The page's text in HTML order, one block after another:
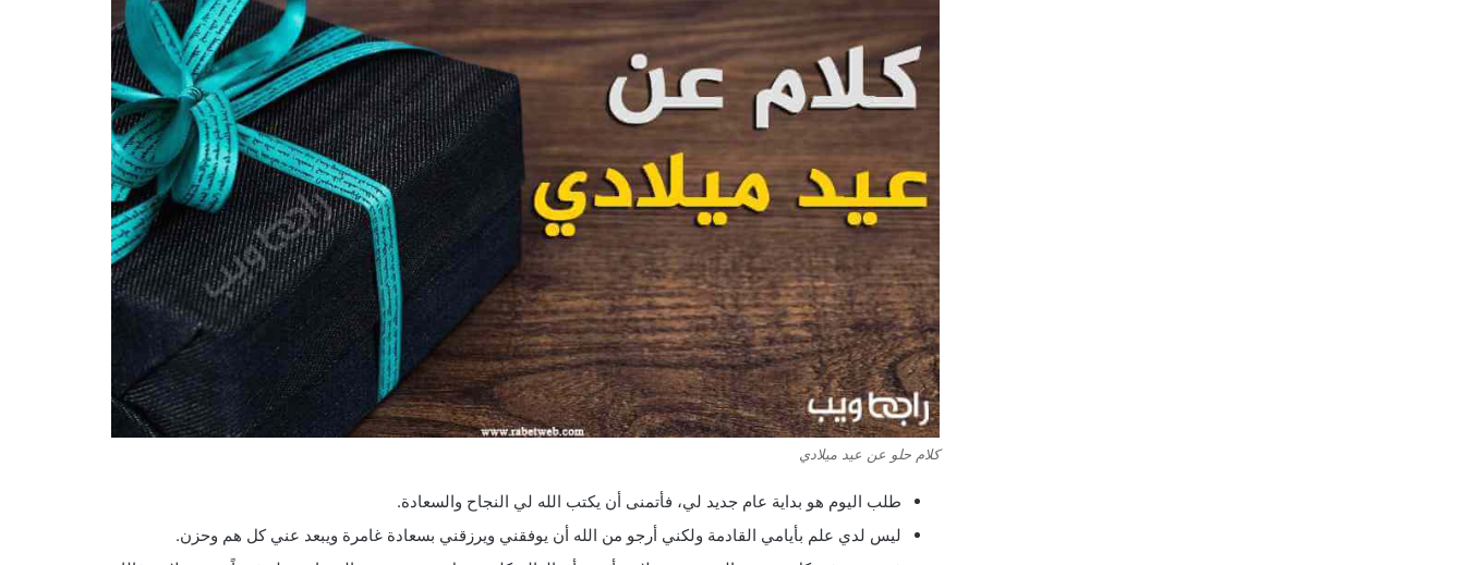
كلام حلو عن عيد ميلادي
طلب اليوم هو بداية عام جديد لي، فأتمنى أن يكتب الله لي النجاح والسعادة.
ليس لدي علم بأيامي القادمة ولكني أرجو من الله أن يوفقني ويرزقني بسعادة غامرة ويبعد عني كل هم وحزن.